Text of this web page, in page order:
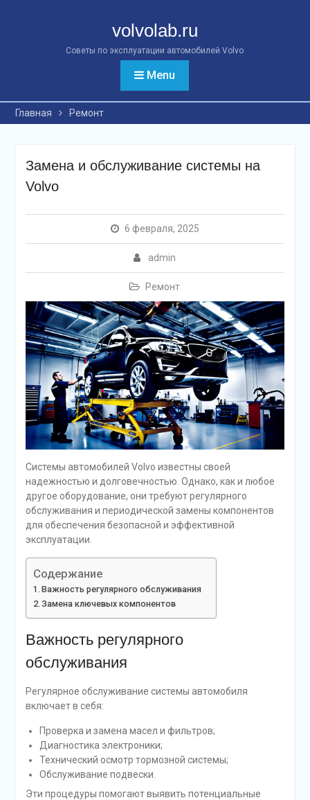
volvolab.ru
Советы по эксплуатации автомобилей Volvo
Menu
Главная Ремонт
Замена и обслуживание системы на
Volvo
6 февраля, 2025
admin
Ремонт
Системы автомобилей Volvo известны своей
надежностью и долговечностью. Однако, как и любое
другое оборудование, они требуют регулярного
обслуживания и периодической замены компонентов
для обеспечения безопасной и эффективной
эксплуатации.
Содержание
Важность регулярного обслуживания
Замена ключевых компонентов
Важность регулярного
обслуживания
Регулярное обслуживание системы автомобиля
включает в себя:
Проверка и замена масел и фильтров;
Диагностика электроники;
Технический осмотр тормозной системы;
Обслуживание подвески.
Эти процедуры помогают выявить потенциальные